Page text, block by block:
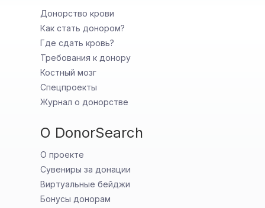
Донорство крови
Как стать донором?
Где сдать кровь?
Требования к донору
Костный мозг
Спецпроекты
Журнал о донорстве
О DonorSearch
О проекте
Сувениры за донации
Виртуальные бейджи
Бонусы донорам